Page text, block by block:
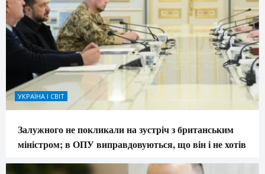
УКРАЇНА І СВІТ
Залужного не покликали на зустріч з британським
міністром; в ОПУ виправдовуються, що він і не хотів